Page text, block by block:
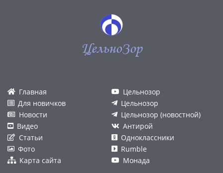
ЦельноЗор
Главная
Для новичков
Новости
Видео
Статьи
Фото
Карта сайта
Цельнозор
Цельнозор
Цельнозор (новостной)
Антирой
Одноклассники
Rumble
Монада